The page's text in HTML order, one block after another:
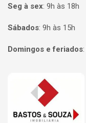
Seg à sex: 9h às 18h
Sábados: 9h às 15h
Domingos e feriados:
Página inicial